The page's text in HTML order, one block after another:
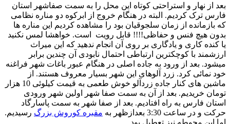
بعد از نهار و استراحتی کوتاه این محل را به سمت صفاشهر استان
فارس ترک کردیم. البته در هنگام خروج از ابرکوه دو مناره نظامی
که بازمانده از زمان سلجوقیان بود را مشاهده کردیم این مناره ها
بدون هیچ فنس و حفاظی!!!! قابل رویت است. خواهشا لمس نکنید
یا کنده کاری و یادگاری بر روی آن انجام ندهید که این میراث
ارزشمند با کوچکترین ارتباطی احتمال نابودی آن چندین برابر
میشود. بعد از ورود به جاده اصلی در هنگام عبور باغات شهر فراغنه
خود نمائی کرد. زرد آلوهای این شهر بسیار معروف هستند. از
ماشین های کنار جاده زردآلو خوش طعمی به قیمت کیلوئی 10 هزار
تومان خریدیم. بعد از آن به سمت صفا شهر اولین شهر ورودی
استان فارس به راه افتادیم. بعد از صفا شهر به سمت پاسارگاد
حرکت و در ساعت 3:30 بعدازظهر به
مقبره کوروش بزرگ رسیدیم.
اما این محوطه نیز تعطیل بود